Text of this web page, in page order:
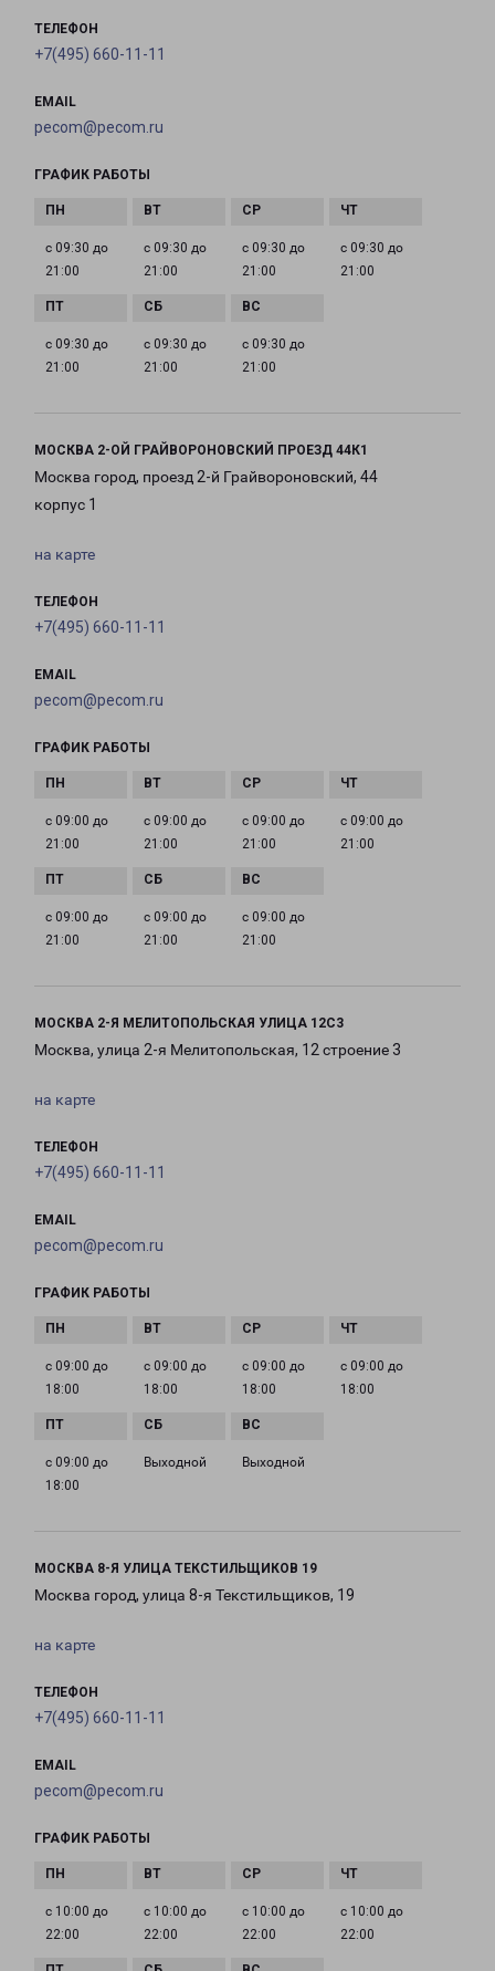
ТЕЛЕФОН
+7(495) 660-11-11
EMAIL
pecom@pecom.ru
ГРАФИК РАБОТЫ
с 09:30 до
21:00
с 09:30 до
21:00
с 09:30 до
21:00
с 09:30 до
21:00
с 09:30 до
21:00
с 09:30 до
21:00
с 09:30 до
21:00
МОСКВА 2-ОЙ ГРАЙВОРОНОВСКИЙ ПРОЕЗД 44К1
Москва город, проезд 2-й Грайвороновский, 44
корпус 1
на карте
ТЕЛЕФОН
+7(495) 660-11-11
EMAIL
pecom@pecom.ru
ГРАФИК РАБОТЫ
с 09:00 до
21:00
с 09:00 до
21:00
с 09:00 до
21:00
с 09:00 до
21:00
с 09:00 до
21:00
с 09:00 до
21:00
с 09:00 до
21:00
МОСКВА 2-Я МЕЛИТОПОЛЬСКАЯ УЛИЦА 12С3
Москва, улица 2-я Мелитопольская, 12 строение 3
на карте
ТЕЛЕФОН
+7(495) 660-11-11
EMAIL
pecom@pecom.ru
ГРАФИК РАБОТЫ
с 09:00 до
18:00
с 09:00 до
18:00
с 09:00 до
18:00
с 09:00 до
18:00
с 09:00 до
18:00
Выходной Выходной
МОСКВА 8-Я УЛИЦА ТЕКСТИЛЬЩИКОВ 19
Москва город, улица 8-я Текстильщиков, 19
на карте
ТЕЛЕФОН
+7(495) 660-11-11
EMAIL
pecom@pecom.ru
ГРАФИК РАБОТЫ
с 10:00 до
22:00
с 10:00 до
22:00
с 10:00 до
22:00
с 10:00 до
22:00